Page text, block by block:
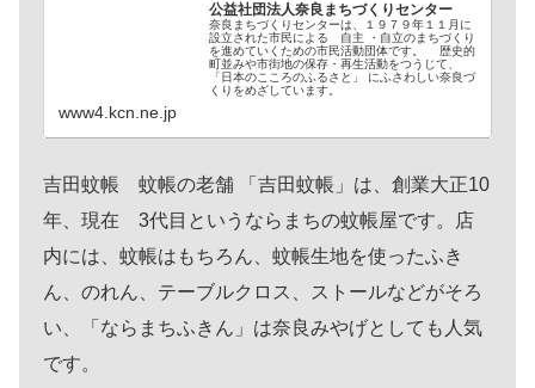
公益社団法人奈良まちづくりセンター
奈良まちづくりセンターは、１９７９年１１月に
設立された市民による 自主 ・自立のまちづくり
を進めていくための市民活動団体です。 歴史的
町並みや市街地の保存・再生活動をつうじて、
「日本のこころのふるさと」 にふさわしい奈良づ
くりをめざしています。
www4.kcn.ne.jp
吉田蚊帳 蚊帳の老舗 「吉田蚊帳」は、創業大正10
年、現在 3代目というならまちの蚊帳屋です。店
内には、蚊帳はもちろん、蚊帳生地を使ったふき
ん、のれん、テーブルクロス、ストールなどがそろ
い、「ならまちふきん」は奈良みやげとしても人気
です。